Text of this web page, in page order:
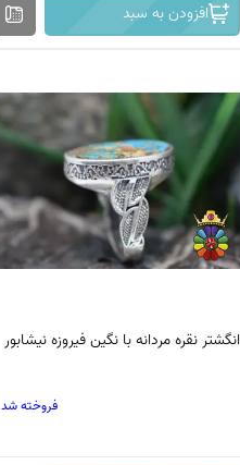
افزودن به سبد
انگشتر نقره مردانه با نگین فیروزه نیشابور
فروخته شد